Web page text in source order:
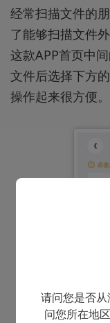
请问您是否
问您所在地
经常扫描文件的
了能够扫描文件
这款APP首页中
文件后选择下方
操作起来很方便。